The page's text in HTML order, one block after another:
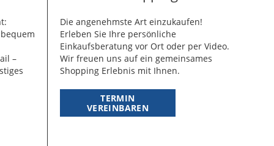
–
Die angenehmste Art einzukaufen!
Erleben Sie Ihre persönliche
Einkaufsberatung vor Ort oder per Video.
Wir freuen uns auf ein gemeinsames
Shopping Erlebnis mit Ihnen.
TERMIN
VEREINBAREN